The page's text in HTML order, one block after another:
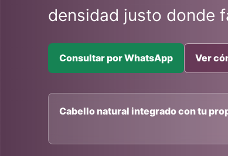
densidad justo donde
Consultar por WhatsApp Ver
Cabello natural integrado con tu